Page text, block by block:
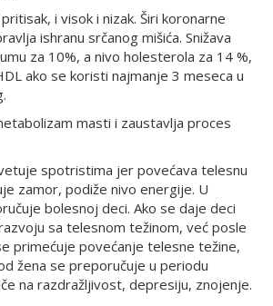
i visok i nizak. Širi koronarne
ishranu srčanog mišića. Snižava
za 10%, a nivo holesterola za 14 %,
ako se koristi najmanje 3 meseca u
masti i zaustavlja proces
spotristima jer povećava telesnu
zamor, podiže nivo energije. U
bolesnoj deci. Ako se daje deci
sa telesnom težinom, već posle
primećuje povećanje telesne težine,
žena se preporučuje u periodu
na razdražljivost, depresiju, znojenje.